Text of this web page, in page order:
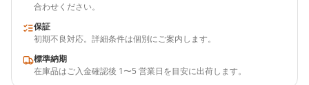
合わせください。
保証
初期不良対応。詳細条件は個別にご案内します。
標準納期
在庫品はご入金確認後 1〜5 営業日を目安に出荷します。